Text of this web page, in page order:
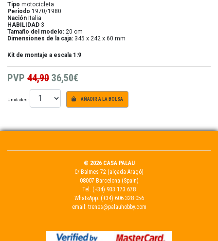
Tipo motocicleta
Periodo 1970/1980
Nación Italia
HABILIDAD 3
Tamaño del modelo: 20 cm
Dimensiones de la caja: 345 x 242 x 60 mm
Kit de montaje a escala 1:9
PVP 44,90 36,50€
Unidades: AÑADIR A LA BOLSA
© 2026 CASA PALAU
C/ Balmes 72 (alçada Aragó)
08007 Barcelona (Spain)
Tel. (+34) 933 173 678
WhatsApp: (+34) 606 328 056
email: trenes@palauhobby.com